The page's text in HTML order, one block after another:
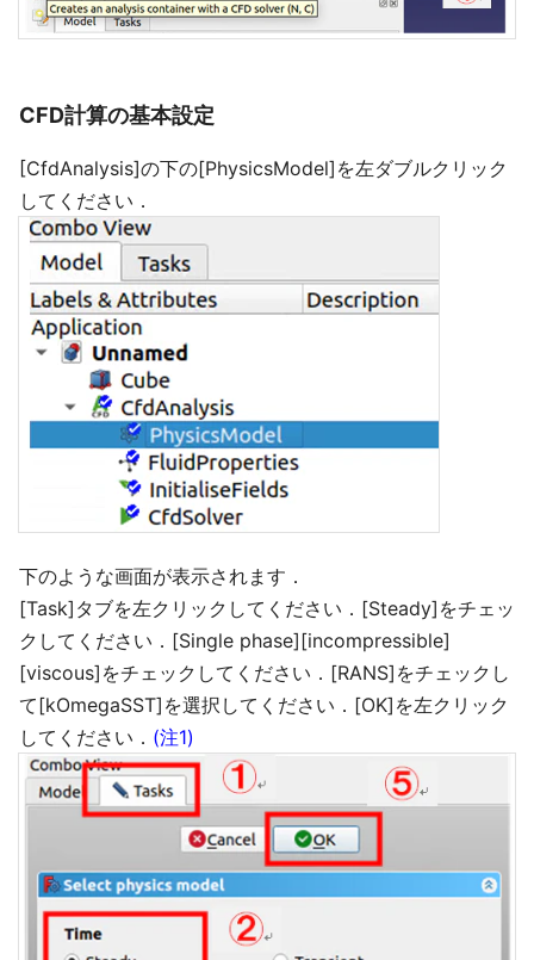
CFD計算の基本設定
[CfdAnalysis]の下の[PhysicsModel]を左ダブルクリック
してください．
下のような画面が表示されます．
[Task]タブを左クリックしてください．[Steady]をチェッ
クしてください．[Single phase][incompressible]
[viscous]をチェックしてください．[RANS]をチェックし
て[kOmegaSST]を選択してください．[OK]を左クリック
してください． (注1)